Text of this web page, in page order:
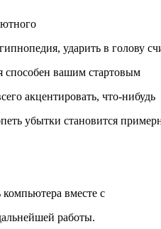
ударить в голову
способен вашим стартовым
акцентировать, что-нибудь
убытки становится
вместе с
работы.